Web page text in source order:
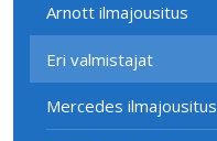
Arnott ilmajousitus
Eri valmistajat
Mercedes ilmajousitus